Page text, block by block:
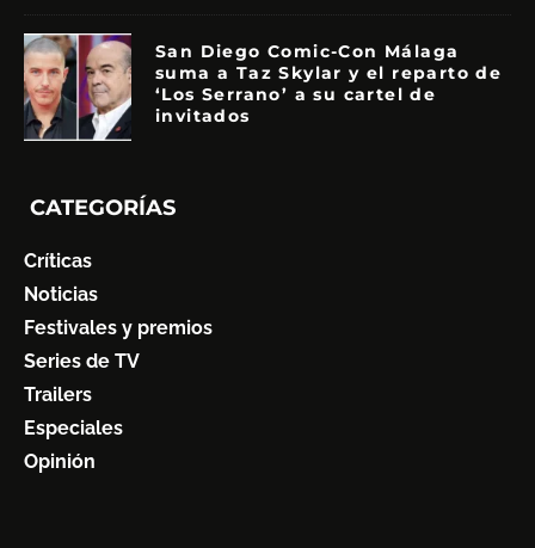
San Diego Comic-Con Málaga
suma a Taz Skylar y el reparto de
‘Los Serrano’ a su cartel de
invitados
CATEGORÍAS
Críticas
Noticias
Festivales y premios
Series de TV
Trailers
Especiales
Opinión